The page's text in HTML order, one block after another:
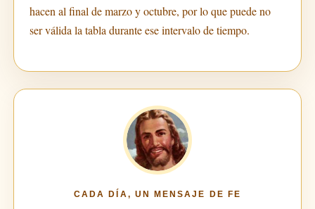
De Lunes a
Jueves
3:00 p.m. 4:00 p.m.
hacen al final de marzo y octubre, por lo que puede no
ser válida la tabla durante ese intervalo de tiempo.
CADA DÍA, UN MENSAJE DE FE